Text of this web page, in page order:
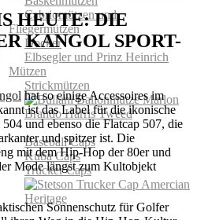
Cabriomützen und
Fliegermützen
Docker
Elbsegler und Prinz Heinrich
Mützen
Strickmützen
Baseball Caps
Kuba Caps
Trucker Caps
HEUTE: DIE
KANGOL SPORT-
hat so einige Accessoires im
ist das Label für die ikonische
und ebenso die Flatcap 507, die
und spitzer ist. Die
mit dem Hip-Hop der 80er und
Mode längst zum Kultobjekt
Sonnenschutz für Golfer